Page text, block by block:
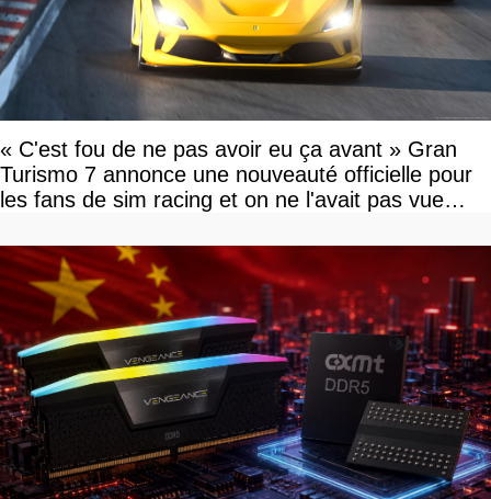
« C'est fou de ne pas avoir eu ça avant » Gran
Turismo 7 annonce une nouveauté officielle pour
les fans de sim racing et on ne l'avait pas vue